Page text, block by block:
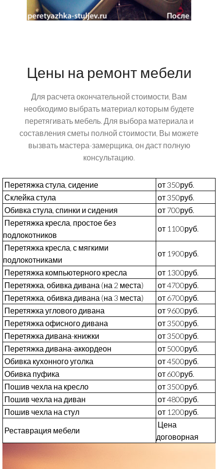
Цены на ремонт мебели
Для расчета окончательной стоимости, Вам
необходимо выбрать материал которым будете
перетягивать мебель. Для выбора материала и
составления сметы полной стоимости, Вы можете
вызвать мастера-замерщика, он даст полную
консультацию.
Перетяжка стула, сидение
от 350руб.
Склейка стула
от 350руб.
Обивка стула, спинки и сидения
от 700руб.
Перетяжка кресла, простое без
подлокотников
от 1100руб.
Перетяжка кресла, с мягкими
подлокотниками
от 1900руб.
Перетяжка компьютерного кресла
от 1300руб.
Перетяжка, обивка дивана (на 2 места)
от 4700руб.
Перетяжка, обивка дивана (на 3 места)
от 6700руб.
Перетяжка углового дивана
от 9600руб.
Перетяжка офисного дивана
от 3500руб.
Перетяжка дивана-книжки
от 3500руб.
Перетяжка дивана-аккордеон
от 5000руб.
Обивка кухонного уголка
от 4500руб.
Обивка пуфика
от 600руб.
Пошив чехла на кресло
от 3500руб.
Пошив чехла на диван
от 4800руб.
Пошив чехла на стул
от 1200руб.
Реставрация мебели
Цена
договорная